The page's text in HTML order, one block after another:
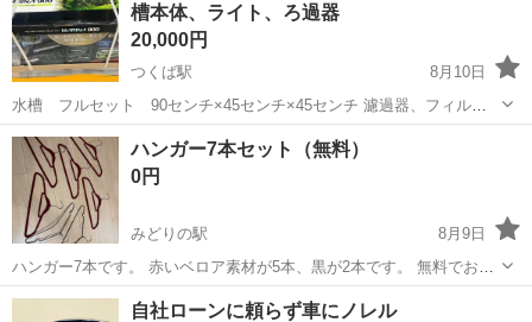
槽本体、ライト、ろ過器
20,000円
つくば駅
8月10日
水槽 フルセット 90センチ×45センチ×45センチ 濾過器、フィルタ
ーもLEDライトなどもついた品物です。 新品未使用未開封品です。 つ
くば駅の駐車場（バスターミナル）20分無料でお渡しさせて頂きたい
と思います。 または、...
茨城 つくば市 つくば駅 その他
ハンガー7本セット（無料）
0円
みどりの駅
8月9日
ハンガー7本です。 赤いベロア素材が5本、黒が2本です。 無料でお譲
りします。 よろしくお願いいたします。
茨城 つくば市 みどりの駅 その他
自社ローンに頼らず車にノレル